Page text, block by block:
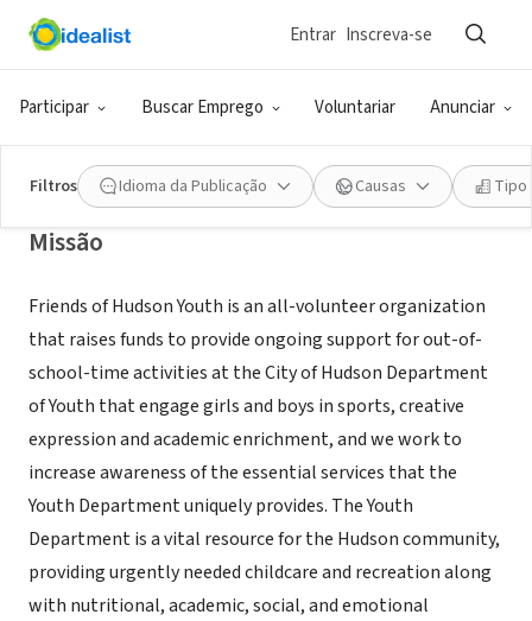
Participar Buscar Emprego Voluntariar Anunciar
Entrar Inscreva-se
Filtros Idioma da Publicação Causas Tipo
ONG (SETOR SOCIAL)
Friends of Hudson Youth, Inc.
Missão
Friends of Hudson Youth is an all-volunteer organization
that raises funds to provide ongoing support for out-of-
school-time activities at the City of Hudson Department
of Youth that engage girls and boys in sports, creative
expression and academic enrichment, and we work to
increase awareness of the essential services that the
Youth Department uniquely provides. The Youth
Department is a vital resource for the Hudson community,
providing urgently needed childcare and recreation along
with nutritional, academic, social, and emotional